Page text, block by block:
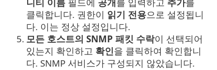
클릭합니다. 권한이 읽기 전용으로 설정됩니
다. 이는 정상 설정입니다.
5. 모든 호스트의 SNMP 패킷 수락이 선택되어
있는지 확인하고 확인을 클릭하여 확인합니
다. SNMP 서비스가 구성되지 않았습니다.